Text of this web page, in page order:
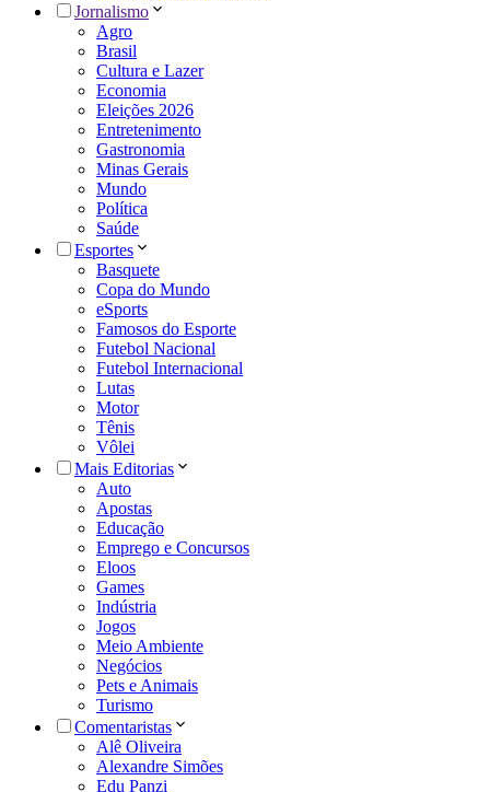
Jornalismo
Agro
Brasil
Cultura e Lazer
Economia
Eleições 2026
Entretenimento
Gastronomia
Minas Gerais
Mundo
Política
Saúde
Esportes
Basquete
Copa do Mundo
eSports
Famosos do Esporte
Futebol Nacional
Futebol Internacional
Lutas
Motor
Tênis
Vôlei
Mais Editorias
Auto
Apostas
Educação
Emprego e Concursos
Eloos
Games
Indústria
Jogos
Meio Ambiente
Negócios
Pets e Animais
Turismo
Comentaristas
Alê Oliveira
Alexandre Simões
Edu Panzi